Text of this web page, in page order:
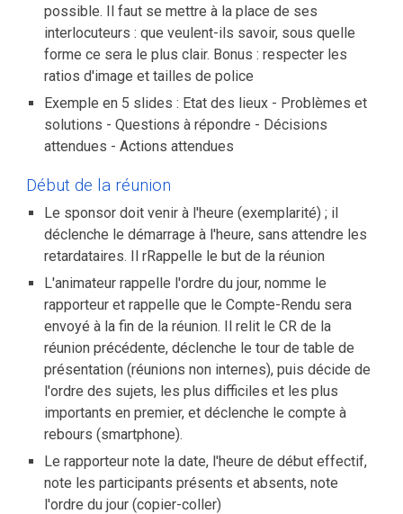
possible. Il faut se mettre à la place de ses
interlocuteurs : que veulent-ils savoir, sous quelle
forme ce sera le plus clair. Bonus : respecter les
ratios d'image et tailles de police
Exemple en 5 slides : Etat des lieux - Problèmes et
solutions - Questions à répondre - Décisions
attendues - Actions attendues
Début de la réunion
Le sponsor doit venir à l'heure (exemplarité) ; il
déclenche le démarrage à l'heure, sans attendre les
retardataires. Il rRappelle le but de la réunion
L'animateur rappelle l'ordre du jour, nomme le
rapporteur et rappelle que le Compte-Rendu sera
envoyé à la fin de la réunion. Il relit le CR de la
réunion précédente, déclenche le tour de table de
présentation (réunions non internes), puis décide de
l'ordre des sujets, les plus difficiles et les plus
importants en premier, et déclenche le compte à
rebours (smartphone).
Le rapporteur note la date, l'heure de début effectif,
note les participants présents et absents, note
l'ordre du jour (copier-coller)